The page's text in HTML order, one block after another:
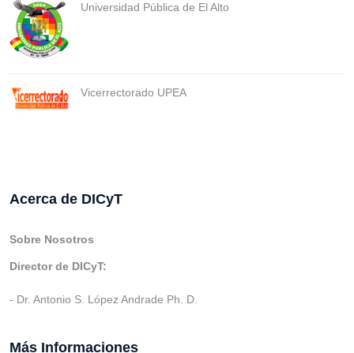
Universidad Pública de El Alto
Vicerrectorado UPEA
Acerca de DICyT
Sobre Nosotros
Director de DICyT:
- Dr. Antonio S. López Andrade Ph. D.
Más Informaciones